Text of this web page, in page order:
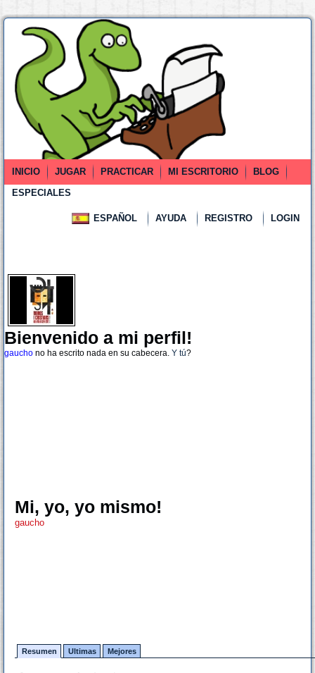
INICIO JUGAR PRACTICAR MI ESCRITORIO
BLOG
ESPECIALES
ESPAÑOL AYUDA REGISTRO LOGIN
Bienvenido a mi perfil!
gaucho no ha escrito nada en su cabecera. Y tú?
Mi, yo, yo mismo!
gaucho
Resumen Ultimas Mejores